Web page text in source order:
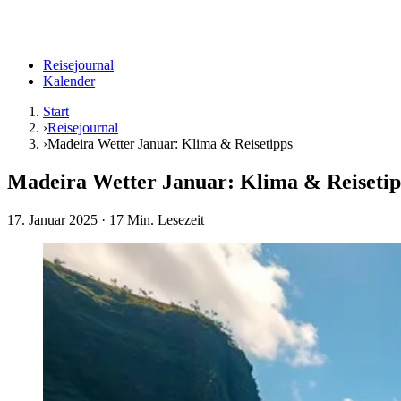
Reisejournal
Kalender
Start
›Reisejournal
›Madeira Wetter Januar: Klima & Reisetipps
Madeira Wetter Januar: Klima &
17. Januar 2025 · 17 Min. Lesezeit